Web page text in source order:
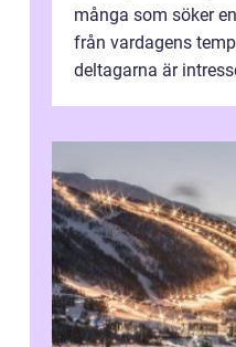
många som söker
från vardagens
deltagarna är